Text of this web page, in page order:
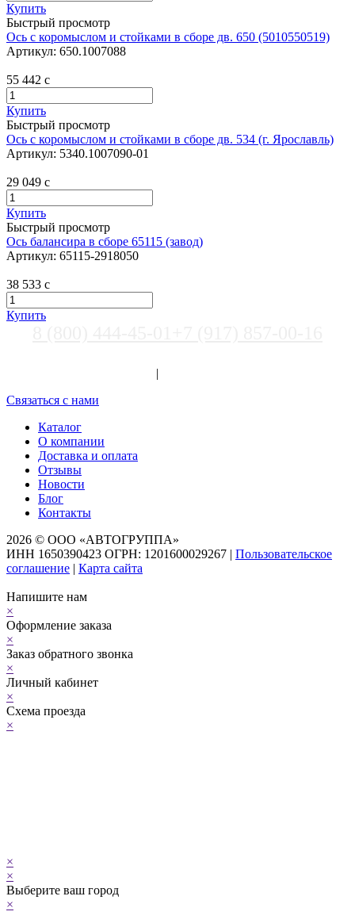
Купить
Быстрый просмотр
Ось с коромыслом и стойками в сборе дв. 650 (5010550519)
Артикул: 650.1007088
55 442 c
Купить
Быстрый просмотр
Ось с коромыслом и стойками в сборе дв. 534 (г. Ярославль)
Артикул: 5340.1007090-01
29 049 c
Купить
Быстрый просмотр
Ось балансира в сборе 65115 (завод)
Артикул: 65115-2918050
38 533 c
Купить
|
Связаться с нами
Каталог
О компании
Доставка и оплата
Отзывы
Новости
Блог
Контакты
2026 © ООО «АВТОГРУППА»
ИНН 1650390423 ОГРН: 1201600029267 | Пользовательское
соглашение | Карта сайта
Напишите нам
×
Оформление заказа
×
Заказ обратного звонка
×
Личный кабинет
×
Схема проезда
×
×
×
Выберите ваш город
×